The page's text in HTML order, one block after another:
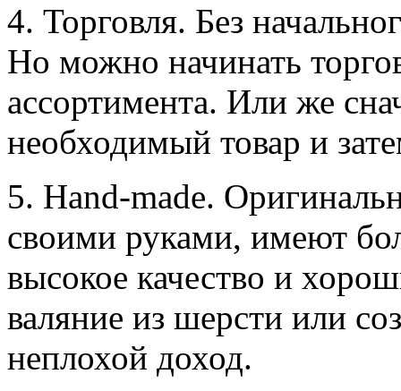
4. Торговля. Без
Но можно начинать
ассортимента. Или же
необходимый товар и
5. Hand-made.
своими руками, имеют
высокое качество и
валяние из шерсти или
неплохой доход.